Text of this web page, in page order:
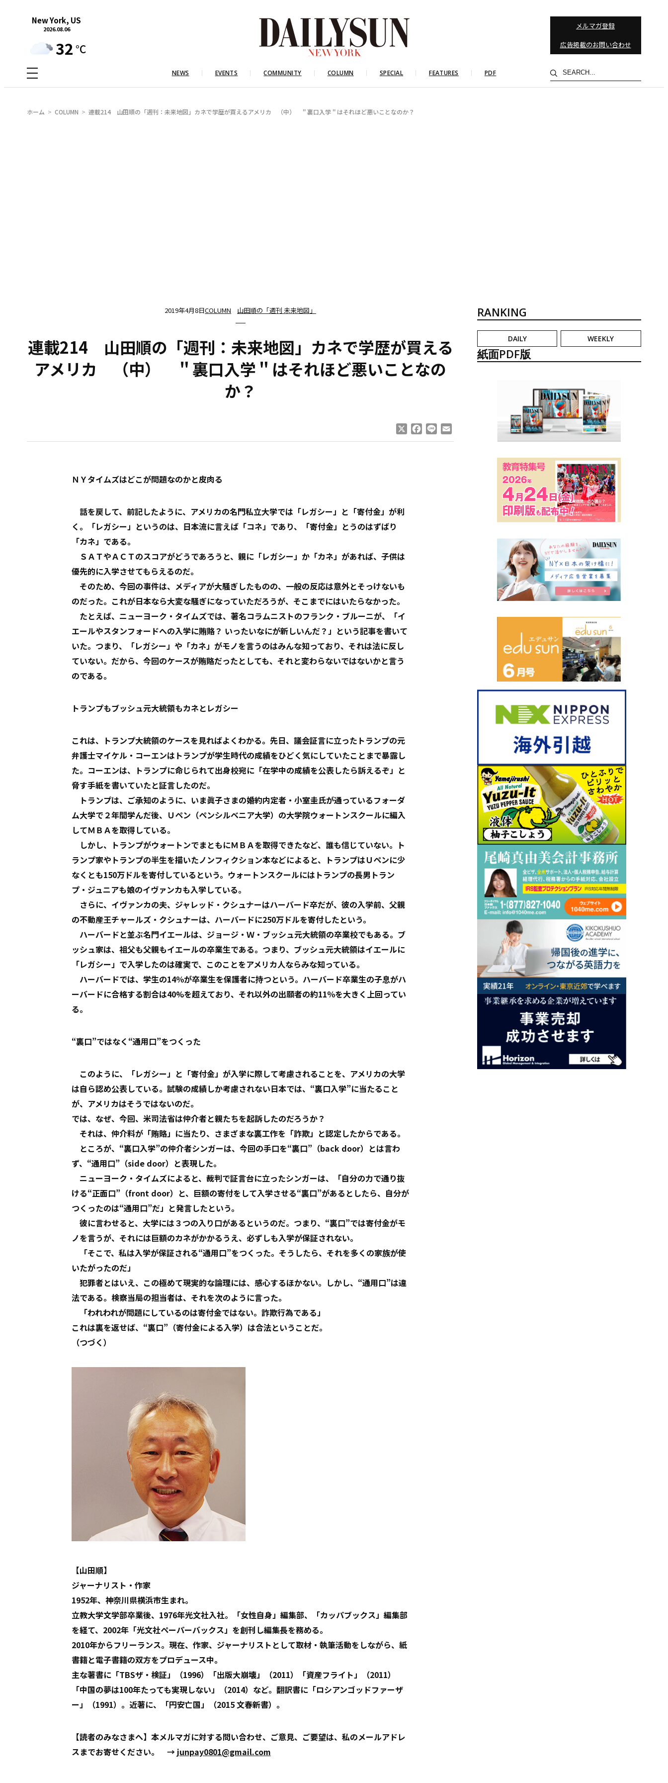
New York, US
2026.08.06
32 °C
メルマガ登録
広告掲載のお問い合わせ
NEWS EVENTS COMMUNITY COLUMN SPECIAL FEATURES PDF
検
索
ホーム COLUMN 連載214 山田順の「週刊：未来地図」カネで学歴が買えるアメリカ （中） ＂裏口入学＂はそれほど悪いことなのか？
2019年4月8日COLUMN 山田順の「週刊 未来地図」
連載214 山田順の「週刊：未来地図」カネで学歴が買える
アメリカ （中） ＂裏口入学＂はそれほど悪いことなの
か？
Facebook
Line
ＮＹタイムズはどこが問題なのかと皮肉る
話を戻して、前記したように、アメリカの名門私立大学では「レガシー」と「寄付金」が利
く。「レガシー」というのは、日本流に言えば「コネ」であり、「寄付金」とうのはずばり
「カネ」である。
ＳＡＴやＡＣＴのスコアがどうであろうと、親に「レガシー」か「カネ」があれば、子供は
優先的に入学させてもらえるのだ。
そのため、今回の事件は、メディアが大騒ぎしたものの、一般の反応は意外とそっけないも
のだった。これが日本なら大変な騒ぎになっていただろうが、そこまでにはいたらなかった。
たとえば、ニューヨーク・タイムズでは、著名コラムニストのフランク・ブルーニが、「イ
エールやスタンフォードへの入学に賄賂？ いったいなにが新しいんだ？」という記事を書いて
いた。つまり、「レガシー」や「カネ」がモノを言うのはみんな知っており、それは法に反し
ていない。だから、今回のケースが賄賂だったとしても、それと変わらないではないかと言う
のである。
トランプもブッシュ元大統領もカネとレガシー
これは、トランプ大統領のケースを見ればよくわかる。先日、議会証言に立ったトランプの元
弁護士マイケル・コーエンはトランプが学生時代の成績をひどく気にしていたことまで暴露し
た。コーエンは、トランプに命じられて出身校宛に「在学中の成績を公表したら訴えるぞ」と
脅す手紙を書いていたと証言したのだ。
トランプは、ご承知のように、いま眞子さまの婚約内定者・小室圭氏が通っているフォーダ
ム大学で２年間学んだ後、Ｕペン（ペンシルベニア大学）の大学院ウォートンスクールに編入
してＭＢＡを取得している。
しかし、トランプがウォートンでまともにＭＢＡを取得できたなど、誰も信じていない。ト
ランプ家やトランプの半生を描いたノンフィクション本などによると、トランプはＵペンに少
なくとも150万ドルを寄付しているという。ウォートンスクールにはトランプの長男トラン
プ・ジュニアも娘のイヴァンカも入学している。
さらに、イヴァンカの夫、ジャレッド・クシュナーはハーバード卒だが、彼の入学前、父親
の不動産王チャールズ・クシュナーは、ハーバードに250万ドルを寄付したという。
ハーバードと並ぶ名門イエールは、ジョージ・Ｗ・ブッシュ元大統領の卒業校でもある。ブ
ッシュ家は、祖父も父親もイエールの卒業生である。つまり、ブッシュ元大統領はイエールに
「レガシー」で入学したのは確実で、このことをアメリカ人ならみな知っている。
ハーバードでは、学生の14％が卒業生を保護者に持つという。ハーバード卒業生の子息がハ
ーバードに合格する割合は40%を超えており、それ以外の出願者の約11％を大きく上回ってい
る。
“裏口”ではなく“通用口”をつくった
このように、「レガシー」と「寄付金」が入学に際して考慮されることを、アメリカの大学
は自ら認め公表している。試験の成績しか考慮されない日本では、“裏口入学”に当たること
が、アメリカはそうではないのだ。
では、なぜ、今回、米司法省は仲介者と親たちを起訴したのだろうか？
それは、仲介料が「賄賂」に当たり、さまざまな裏工作を「詐欺」と認定したからである。
ところが、“裏口入学”の仲介者シンガーは、今回の手口を“裏口”（back door）とは言わ
ず、“通用口”（side door）と表現した。
ニューヨーク・タイムズによると、裁判で証言台に立ったシンガーは、「自分の力で通り抜
ける“正面口”（front door）と、巨額の寄付をして入学させる“裏口”があるとしたら、自分が
つくったのは“通用口”だ」と発言したという。
彼に言わせると、大学には３つの入り口があるというのだ。つまり、“裏口”では寄付金がモ
ノを言うが、それには巨額のカネがかかるうえ、必ずしも入学が保証されない。
「そこで、私は入学が保証される“通用口”をつくった。そうしたら、それを多くの家族が使
いたがったのだ」
犯罪者とはいえ、この極めて現実的な論理には、感心するほかない。しかし、“通用口”は違
法である。検察当局の担当者は、それを次のように言った。
「われわれが問題にしているのは寄付金ではない。詐欺行為である」
これは裏を返せば、“裏口”（寄付金による入学）は合法ということだ。
（つづく）
【山田順】
ジャーナリスト・作家
1952年、神奈川県横浜市生まれ。
立教大学文学部卒業後、1976年光文社入社。「女性自身」編集部、「カッパブックス」編集部
を経て、2002年「光文社ペーパーバックス」を創刊し編集長を務める。
2010年からフリーランス。現在、作家、ジャーナリストとして取材・執筆活動をしながら、紙
書籍と電子書籍の双方をプロデュース中。
主な著書に「TBSザ・検証」（1996）「出版大崩壊」（2011）「資産フライト」（2011）
「中国の夢は100年たっても実現しない」（2014）など。翻訳書に「ロシアンゴッドファーザ
ー」（1991）。近著に、「円安亡国」（2015 文春新書）。
【読者のみなさまへ】本メルマガに対する問い合わせ、ご意見、ご要望は、私のメールアドレ
スまでお寄せください。 → junpay0801@gmail.com
RANKING
DAILY WEEKLY
紙面PDF版